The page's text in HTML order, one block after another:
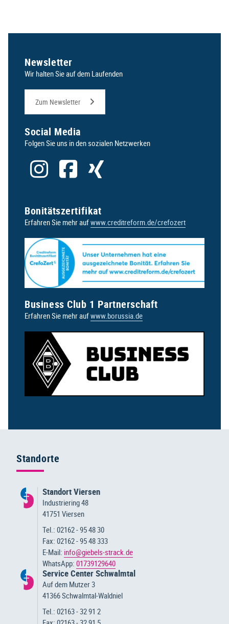
Newsletter
Wir halten Sie auf dem Laufenden
Zum Newsletter
Social Media
Folgen Sie uns in den sozialen Netzwerken
Bonitätszertifikat
Erfahren Sie mehr aufwww.creditreform.de/crefozert
Business Club 1 Partnerschaft
Erfahren Sie mehr aufwww.borussia.de
Standorte
Standort Viersen
Industriering 48
41751 Viersen
Tel.: 02162 - 95 48 30
Fax: 02162 - 95 48 333
E-Mail: info@giebels-strack.de
WhatsApp: 01739129640
Service Center Schwalmtal
Auf dem Mutzer 3
41366 Schwalmtal-Waldniel
Tel.: 02163 - 32 91 2